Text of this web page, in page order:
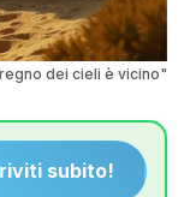
dei cieli è vicino"
subito!